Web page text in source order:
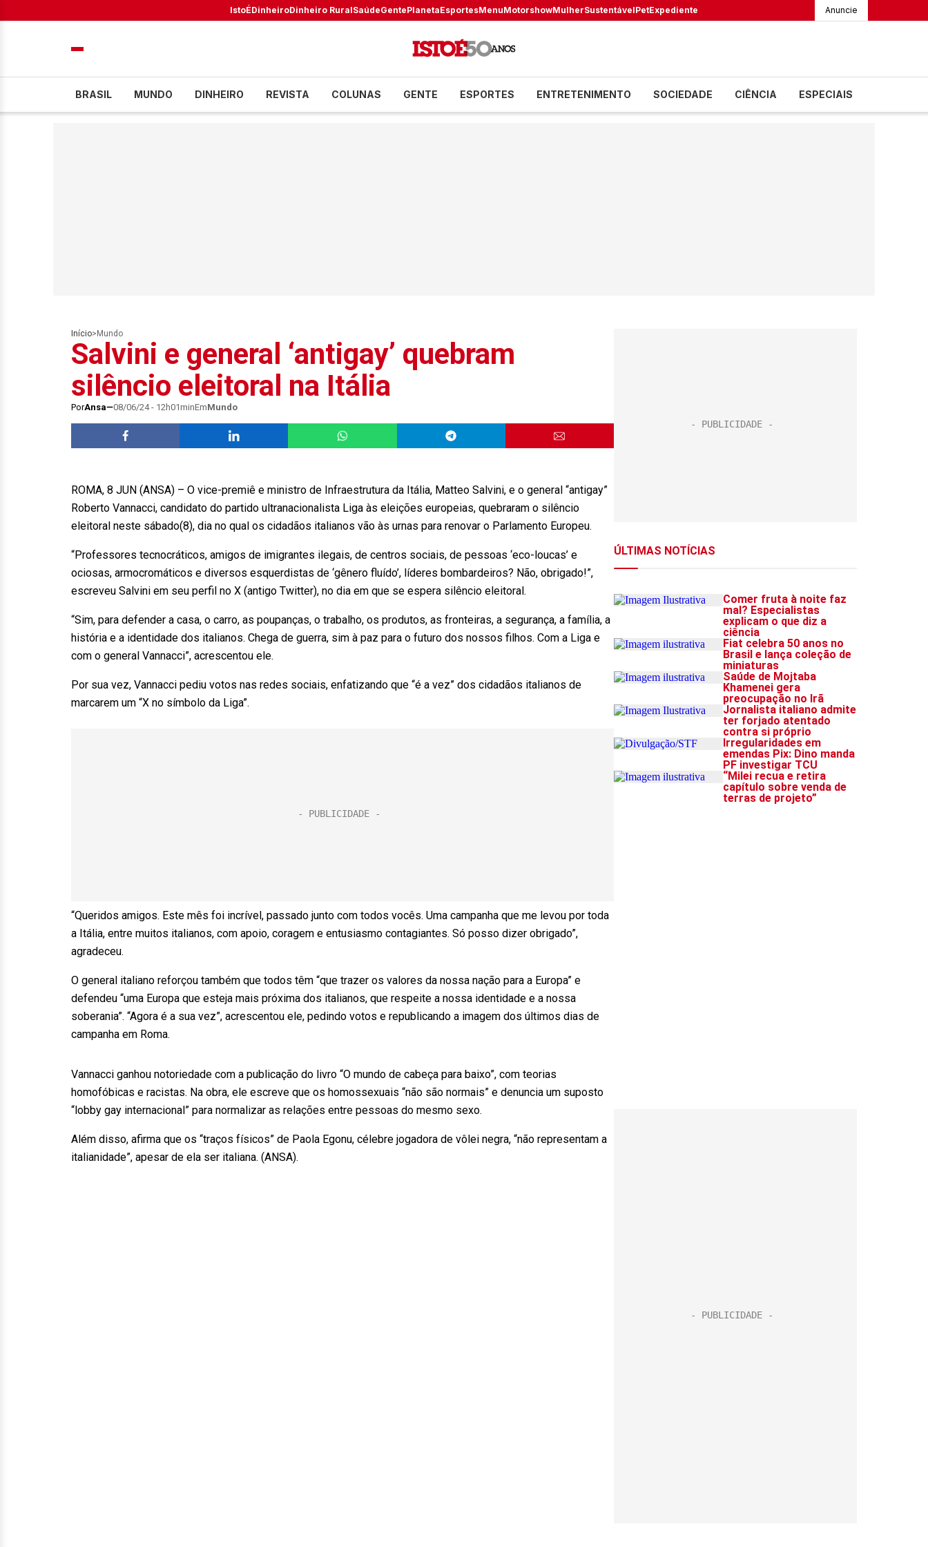
IstoÉDinheiroDinheiro RuralSaúdeGentePlanetaEsportesMenuMotorshowMulherSustentávelPetExpediente Anuncie
BRASIL MUNDO DINHEIRO REVISTA COLUNAS GENTE ESPORTES ENTRETENIMENTO SOCIEDADE CIÊNCIA ESPECIAIS
Início> Mundo
Salvini e general ‘antigay’ quebram
silêncio eleitoral na Itália
PorAnsa 08/06/24 - 12h01minEmMundo
ROMA, 8 JUN (ANSA) – O vice-premiê e ministro de Infraestrutura da Itália, Matteo Salvini, e o general “antigay”
Roberto Vannacci, candidato do partido ultranacionalista Liga às eleições europeias, quebraram o silêncio
eleitoral neste sábado(8), dia no qual os cidadãos italianos vão às urnas para renovar o Parlamento Europeu.
“Professores tecnocráticos, amigos de imigrantes ilegais, de centros sociais, de pessoas ‘eco-loucas’ e
ociosas, armocromáticos e diversos esquerdistas de ‘gênero fluído’, líderes bombardeiros? Não, obrigado!”,
escreveu Salvini em seu perfil no X (antigo Twitter), no dia em que se espera silêncio eleitoral.
“Sim, para defender a casa, o carro, as poupanças, o trabalho, os produtos, as fronteiras, a segurança, a família, a
história e a identidade dos italianos. Chega de guerra, sim à paz para o futuro dos nossos filhos. Com a Liga e
com o general Vannacci”, acrescentou ele.
Por sua vez, Vannacci pediu votos nas redes sociais, enfatizando que “é a vez” dos cidadãos italianos de
marcarem um “X no símbolo da Liga”.
“Queridos amigos. Este mês foi incrível, passado junto com todos vocês. Uma campanha que me levou por toda
a Itália, entre muitos italianos, com apoio, coragem e entusiasmo contagiantes. Só posso dizer obrigado”,
agradeceu.
O general italiano reforçou também que todos têm “que trazer os valores da nossa nação para a Europa” e
defendeu “uma Europa que esteja mais próxima dos italianos, que respeite a nossa identidade e a nossa
soberania”. “Agora é a sua vez”, acrescentou ele, pedindo votos e republicando a imagem dos últimos dias de
campanha em Roma.
Vannacci ganhou notoriedade com a publicação do livro “O mundo de cabeça para baixo”, com teorias
homofóbicas e racistas. Na obra, ele escreve que os homossexuais “não são normais” e denuncia um suposto
“lobby gay internacional” para normalizar as relações entre pessoas do mesmo sexo.
Além disso, afirma que os “traços físicos” de Paola Egonu, célebre jogadora de vôlei negra, “não representam a
italianidade”, apesar de ela ser italiana. (ANSA).